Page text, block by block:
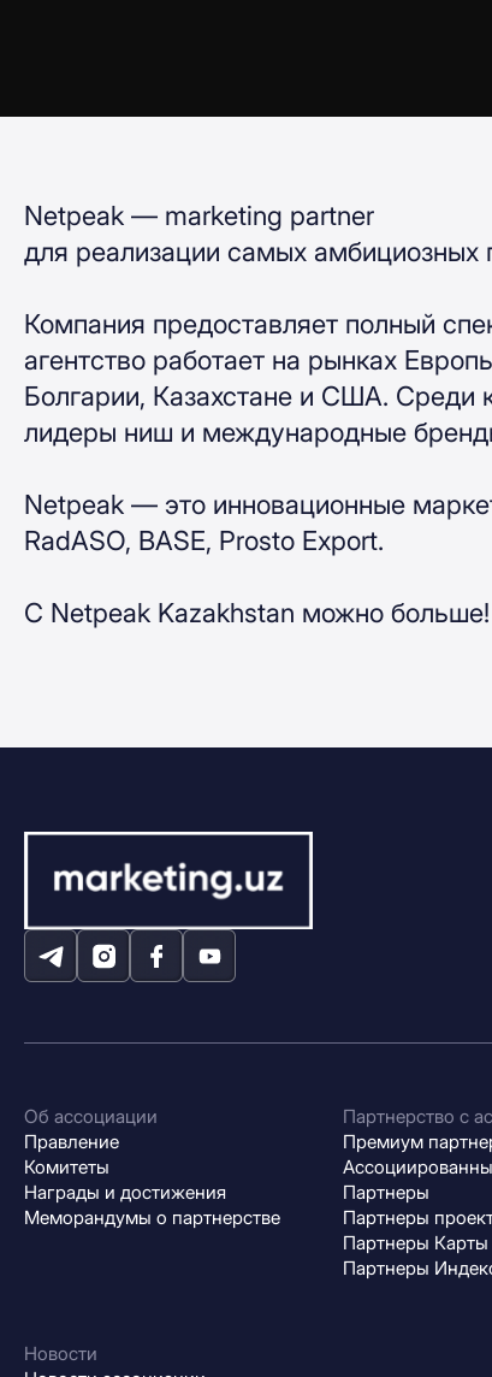
Netpeak — marketing partner
для реализации самых амбициозных
Компания предоставляет полный
агентство работает на рынках
Болгарии, Казахстане и США. Среди
лидеры ниш и международные
Netpeak — это инновационные
RadASO, BASE, Prosto Export.
С Netpeak Kazakhstan можно больше!
Об ассоциации
Правление
Комитеты
Награды и достижения
Меморандумы о партнерстве
Партнерство с
Премиум
Партнеры
Партнеры
Партнеры Карты
Партнеры
Новости